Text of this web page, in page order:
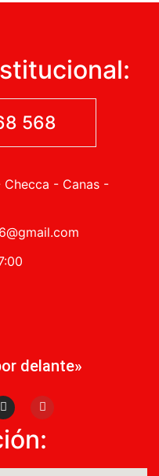
568
Checca - Canas -
delante»